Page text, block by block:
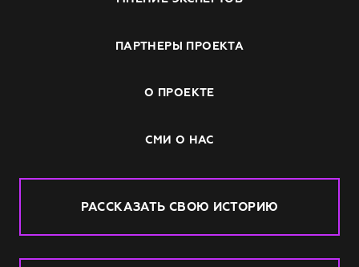
ПАРТНЕРЫ ПРОЕКТА
О ПРОЕКТЕ
СМИ О НАС
РАССКАЗАТЬ СВОЮ ИСТОРИЮ